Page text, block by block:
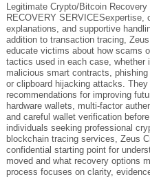
Legitimate Crypto/Bitcoin
RECOVERY SERVICESexpertise,
explanations, and supportive
addition to transaction tracing,
educate victims about how scams
tactics used in each case, whether
malicious smart contracts,
or clipboard hijacking attacks.
recommendations for improving
hardware wallets, multi-factor
and careful wallet verification
individuals seeking professional
blockchain tracing services, Zeus
confidential starting point for
moved and what recovery options
process focuses on clarity,